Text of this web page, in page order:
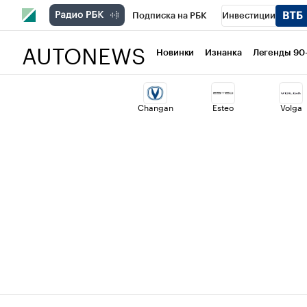
Подписка на РБК Инвестиции
Национальные проекты Город
Кредитные рейтинги Франшизы
AUTONEWS Новинки Изнанка Легенды
Changan Esteo Volga